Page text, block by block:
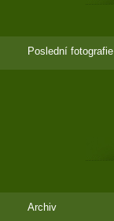
Poslední fotografie
Archiv